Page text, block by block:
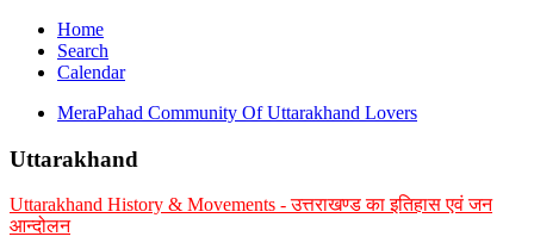
Home
Search
Calendar
MeraPahad Community Of Uttarakhand Lovers
Uttarakhand
Uttarakhand History & Movements - उत्तराखण्ड का इतिहास एवं जन
आन्दोलन